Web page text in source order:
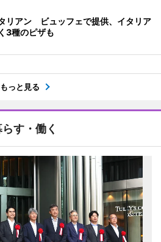
リアン ビュッフェで提供、イタリア
3種のピザも
もっと見る
す・働く